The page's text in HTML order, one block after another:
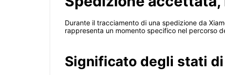
Durante il tracciamento di una spedizione da
rappresenta un momento specifico nel percorso
Significato degli stati